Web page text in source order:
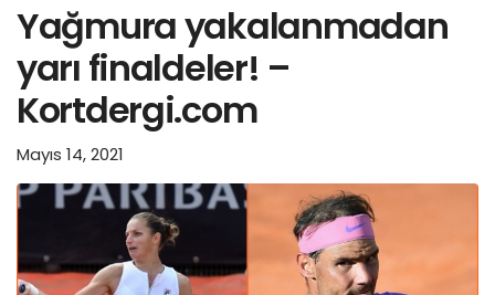
Yağmura yakalanmadan
yarı finaldeler! –
Kortdergi.com
Mayıs 14, 2021